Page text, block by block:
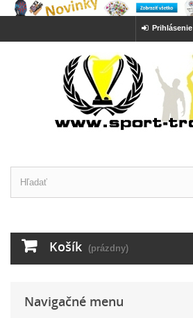
Prihlásenie
Košík (prázdny)
Navigačné menu